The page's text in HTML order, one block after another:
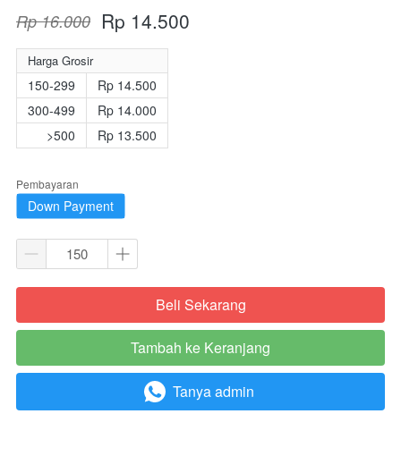
Rp 16.000 Rp 14.500
Harga Grosir
150-299
300-499
>500
Rp 14.500
Rp 14.000
Rp 13.500
Pembayaran
Down Payment
`Beli Sekarang
`
Tambah ke Keranjang
` Tanya admin